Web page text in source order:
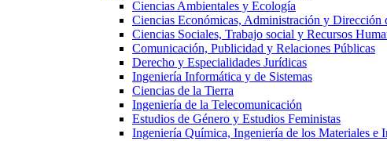
Ciencias Ambientales y Ecología
Ciencias Económicas, Administración y Dirección
Ciencias Sociales, Trabajo social y Recursos
Comunicación, Publicidad y Relaciones Públicas
Derecho y Especialidades Jurídicas
Ingeniería Informática y de Sistemas
Ciencias de la Tierra
Ingeniería de la Telecomunicación
Estudios de Género y Estudios Feministas
Ingeniería Química, Ingeniería de los Materiales e